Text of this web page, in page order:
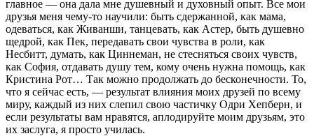
главное — она дала мне душевный и духовный опыт. Все мои
друзья меня чему-то научили: быть сдержанной, как мама,
одеваться, как Живанши, танцевать, как Астер, быть душевно
щедрой, как Пек, передавать свои чувства в роли, как
Несбитт, думать, как Циннеман, не стесняться своих чувств,
как София, отдавать душу тем, кому очень нужна помощь, как
Кристина Рот… Так можно продолжать до бесконечности. То,
что я сейчас есть, — результат влияния моих друзей по всему
миру, каждый из них слепил свою частичку Одри Хепберн, и
если результаты вам нравятся, аплодируйте моим друзьям, это
их заслуга, я просто училась.